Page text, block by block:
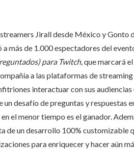
Jirall desde México y Gonto
más de 1.000 espectadores del
para Twitch,que marcará el
a las plataformas de streaming
interactuar con sus audiencias
desafío de preguntas y respuestas
el menor tiempo es el ganador.
de un desarrollo 100% customizable
para enriquecer y hacer aún